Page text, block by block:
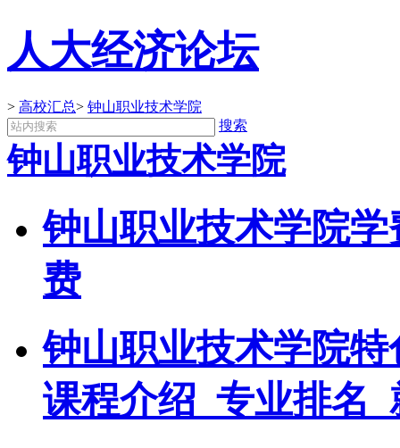
人大经济论坛
> 高校汇总> 钟山职业技术学院
搜索
钟山职业技术学院
钟山职业技术学院
费
钟山职业技术学院
课程介绍_专业排名